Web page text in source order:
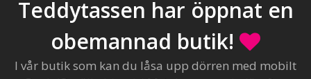
Teddytassen har öppnat en
obemannad butik!
I vår butik som kan du låsa upp dörren med mobilt